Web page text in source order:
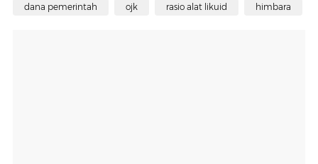
dana pemerintah ojk rasio alat likuid himbara